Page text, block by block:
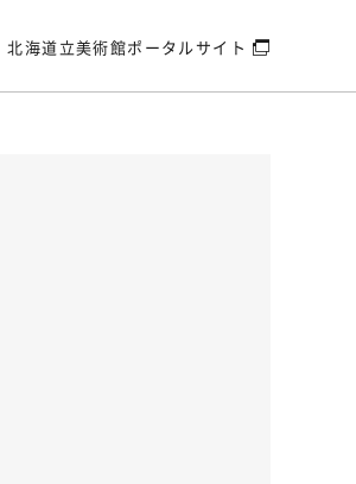
北海道立美術館ポータルサイト